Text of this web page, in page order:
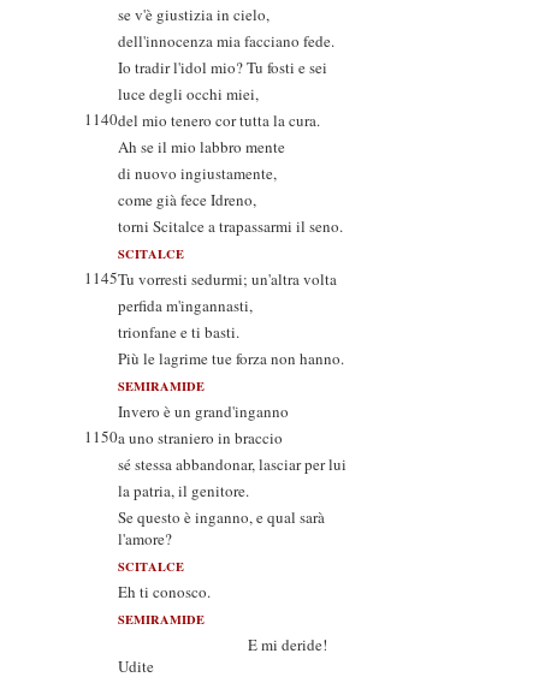
se v'è giustizia in cielo,
dell'innocenza mia facciano fede.
Io tradir l'idol mio? Tu fosti e sei
luce degli occhi miei,
1140del mio tenero cor tutta la cura.
Ah se il mio labbro mente
di nuovo ingiustamente,
come già fece Idreno,
torni Scitalce a trapassarmi il seno.
SCITALCE
1145Tu vorresti sedurmi; un'altra volta
perfida m'ingannasti,
trionfane e ti basti.
Più le lagrime tue forza non hanno.
SEMIRAMIDE
Invero è un grand'inganno
1150a uno straniero in braccio
sé stessa abbandonar, lasciar per lui
la patria, il genitore.
Se questo è inganno, e qual sarà
l'amore?
SCITALCE
Eh ti conosco.
SEMIRAMIDE
E mi deride!
Udite